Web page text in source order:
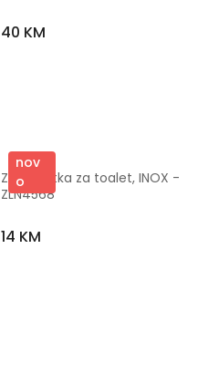
40 KM
nov
o
Zilan Četka za toalet, INOX -
ZLN4568
14 KM